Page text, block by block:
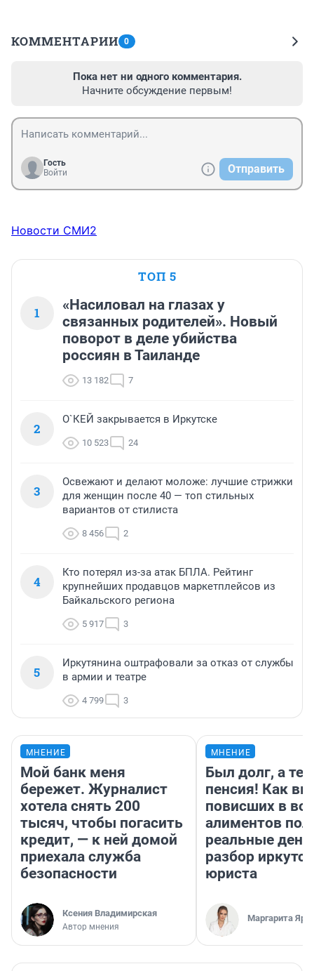
КОММЕНТАРИИ 0
Пока нет ни одного комментария.
Начните обсуждение первым!
Гость
Войти
Отправить
Новости СМИ2
ТОП 5
1
«Насиловал на глазах у
связанных родителей». Новый
поворот в деле убийства
россиян в Таиланде
13 182 7
2
О`КЕЙ закрывается в Иркутске
10 523 24
3
Освежают и делают моложе: лучшие стрижки
для женщин после 40 — топ стильных
вариантов от стилиста
8 456 2
4
Кто потерял из-за атак БПЛА. Рейтинг
крупнейших продавцов маркетплейсов из
Байкальского региона
5 917 3
5
Иркутянина оштрафовали за отказ от службы
в армии и театре
4 799 3
МНЕНИЕ
Мой банк меня
бережет. Журналист
хотела снять 200
тысяч, чтобы погасить
кредит, — к ней домой
приехала служба
безопасности
Ксения Владимирская
Автор мнения
МНЕНИЕ
Был долг, а
пенсия! Как
повисших в
алиментов
реальные
разбор
юриста
Маргарита